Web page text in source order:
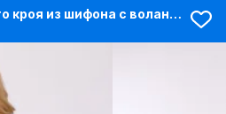
Платье свободного кроя из шифона с воланами и оборками